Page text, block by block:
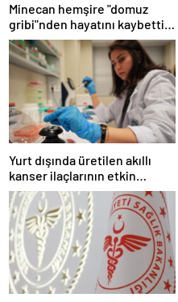
Minecan hemşire "domuz
gribi"nden hayatını kaybetti –
Haberler | Sağlık Haberleri
Yurt dışında üretilen akıllı
kanser ilaçlarının etkin
maddesi yerli imkanlarla
geliştirildi | Sağlık Haberleri